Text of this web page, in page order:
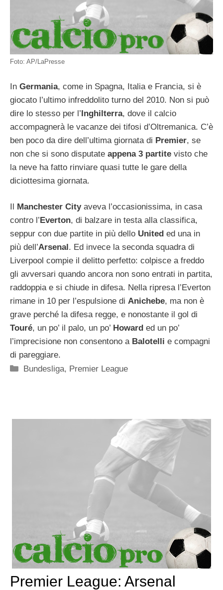
Foto: AP/LaPresse
In Germania, come in Spagna, Italia e Francia, si è
giocato l’ultimo infreddolito turno del 2010. Non si può
dire lo stesso per l’Inghilterra, dove il calcio
accompagnerà le vacanze dei tifosi d’Oltremanica. C’è
ben poco da dire dell’ultima giornata di Premier, se
non che si sono disputate appena 3 partite visto che
la neve ha fatto rinviare quasi tutte le gare della
diciottesima giornata.
Il Manchester Cityaveva l’occasionissima, in casa
contro l’Everton, di balzare in testa alla classifica,
seppur con due partite in più dello United ed una in
più dell’Arsenal. Ed invece la seconda squadra di
Liverpool compie il delitto perfetto: colpisce a freddo
gli avversari quando ancora non sono entrati in partita,
raddoppia e si chiude in difesa. Nella ripresa l’Everton
rimane in 10 per l’espulsione di Anichebe, ma non è
grave perché la difesa regge, e nonostante il gol di
Touré, un po’ il palo, un po’ Howard ed un po’
l’imprecisione non consentono a Balotelli e compagni
di pareggiare.
Categorie
Bundesliga, Premier League
Premier League: Arsenal